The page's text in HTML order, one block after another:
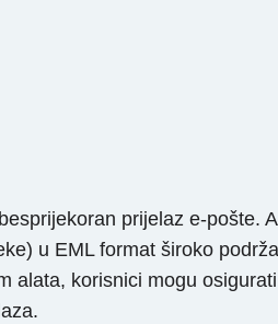
prijelaz e-pošte.
u EML format široko
alata, korisnici mogu